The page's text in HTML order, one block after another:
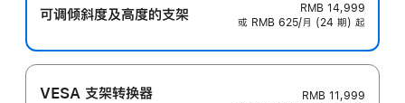
可调倾斜度及高‍度的支‍架
RMB 14,999
或 RMB 625/月 (24 期) 起
VESA 支架转换器
RMB 11,999